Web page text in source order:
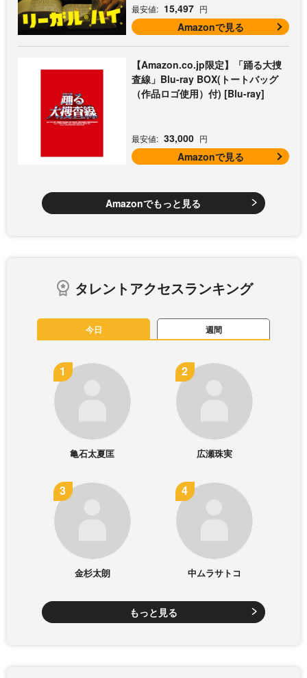
最安値: 15,497 円
Amazonで見る
【Amazon.co.jp限定】「踊る大捜
査線」Blu-ray BOX(トートバッグ
（作品ロゴ使用）付) [Blu-ray]
最安値: 33,000 円
Amazonで見る
Amazonでもっと見る
タレントアクセスランキング
今日 週間
亀石太夏匡 広瀬珠実
金杉太朗 中ムラサトコ
もっと見る